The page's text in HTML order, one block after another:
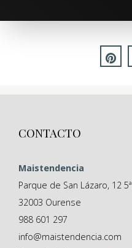
CONTACTO
Maistendencia
Parque de San Lázaro, 12 5ª
32003 Ourense
988 601 297
info@maistendencia.com